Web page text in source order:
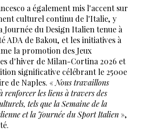
a également mis l'accent sur
culturel continu de l'Italie, y
Journée du Design Italien tenue à
ADA de Bakou, et les initiatives à
la promotion des Jeux
d'hiver de Milan-Cortina 2026 et
significative célébrant le 2500e
de Naples. « Nous travaillons
renforcer les liens à travers des
tels que la Semaine de la
et la Journée du Sport Italien»,